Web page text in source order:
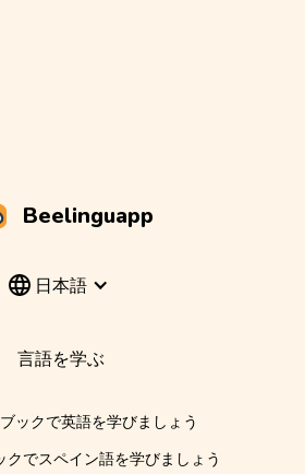
Beelinguapp
日本語
言語を学ぶ
ックで英語を学びましょう
クでスペイン語を学びましょう